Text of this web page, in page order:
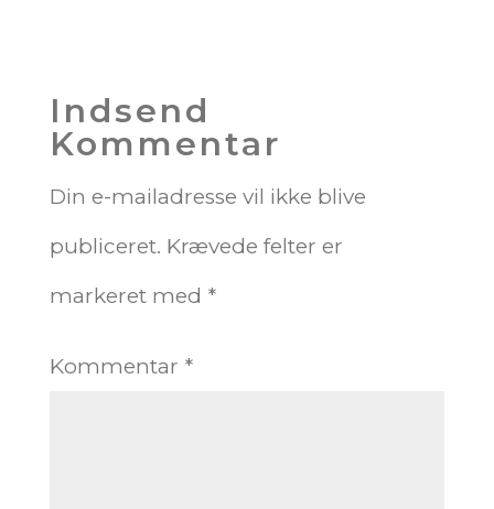
Indsend
Kommentar
Din e-mailadresse vil ikke blive
publiceret. Krævede felter er
markeret med *
Kommentar *